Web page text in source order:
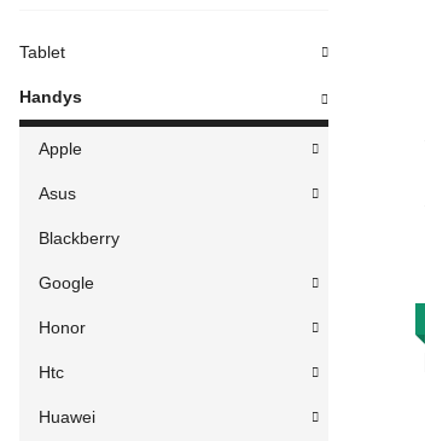
Tablet
Handys
Apple
Asus
Blackberry
Google
Honor
Htc
Huawei